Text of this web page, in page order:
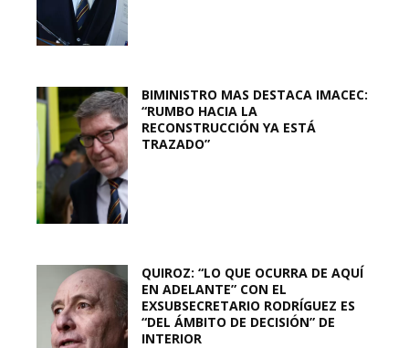
BIMINISTRO MAS DESTACA IMACEC:
“RUMBO HACIA LA
RECONSTRUCCIÓN YA ESTÁ
TRAZADO”
QUIROZ: “LO QUE OCURRA DE AQUÍ
EN ADELANTE” CON EL
EXSUBSECRETARIO RODRÍGUEZ ES
“DEL ÁMBITO DE DECISIÓN” DE
INTERIOR